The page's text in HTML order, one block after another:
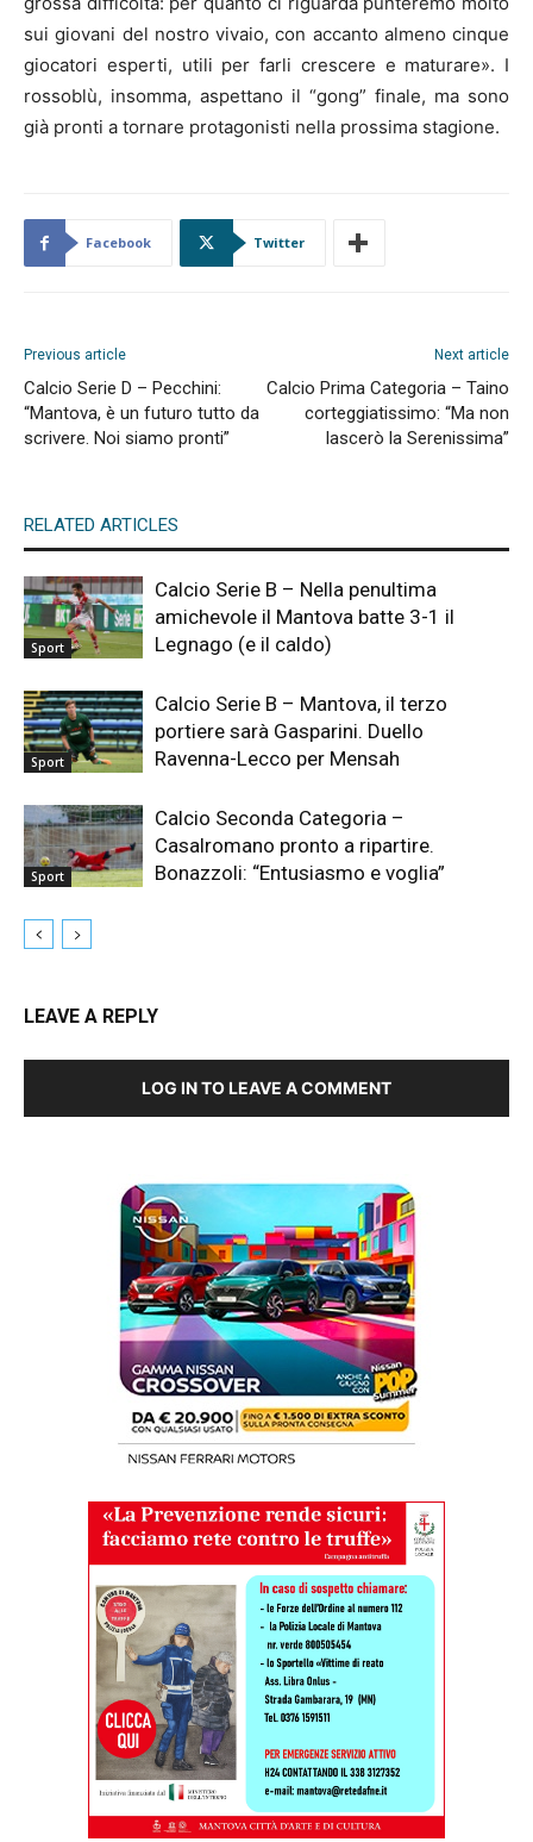
sui giovani del nostro vivaio, con accanto almeno cinque
giocatori esperti, utili per farli crescere e maturare». I
rossoblù, insomma, aspettano il “gong” finale, ma sono
già pronti a tornare protagonisti nella prossima stagione.
Facebook Twitter
Previous article
Calcio Serie D – Pecchini:
“Mantova, è un futuro tutto da
scrivere. Noi siamo pronti”
Next article
Calcio Prima Categoria – Taino
corteggiatissimo: “Ma non
lascerò la Serenissima”
RELATED ARTICLES
Sport
Calcio Serie B – Nella penultima
amichevole il Mantova batte 3-1 il
Legnago (e il caldo)
Sport
Calcio Serie B – Mantova, il terzo
portiere sarà Gasparini. Duello
Ravenna-Lecco per Mensah
Sport
Calcio Seconda Categoria –
Casalromano pronto a ripartire.
Bonazzoli: “Entusiasmo e voglia”
LEAVE A REPLY
LOG IN TO LEAVE A COMMENT